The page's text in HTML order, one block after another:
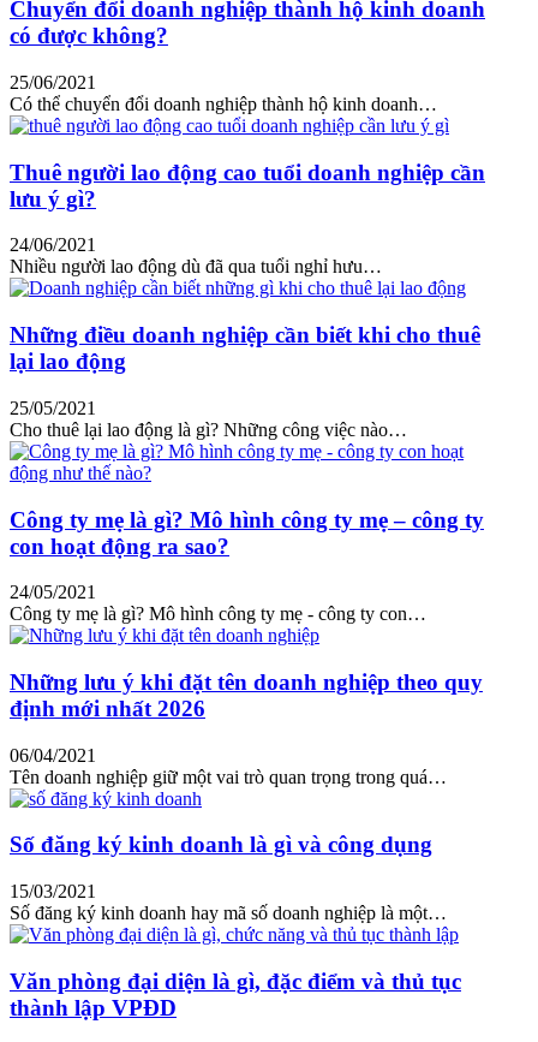
Chuyển đổi doanh nghiệp thành hộ kinh doanh
có được không?
25/06/2021
Có thể chuyển đổi doanh nghiệp thành hộ kinh doanh…
Thuê người lao động cao tuổi doanh nghiệp cần
lưu ý gì?
24/06/2021
Nhiều người lao động dù đã qua tuổi nghỉ hưu…
Những điều doanh nghiệp cần biết khi cho thuê
lại lao động
25/05/2021
Cho thuê lại lao động là gì? Những công việc nào…
Công ty mẹ là gì? Mô hình công ty mẹ – công ty
con hoạt động ra sao?
24/05/2021
Công ty mẹ là gì? Mô hình công ty mẹ - công ty con…
Những lưu ý khi đặt tên doanh nghiệp theo quy
định mới nhất 2026
06/04/2021
Tên doanh nghiệp giữ một vai trò quan trọng trong quá…
Số đăng ký kinh doanh là gì và công dụng
15/03/2021
Số đăng ký kinh doanh hay mã số doanh nghiệp là một…
Văn phòng đại diện là gì, đặc điểm và thủ tục
thành lập VPĐD